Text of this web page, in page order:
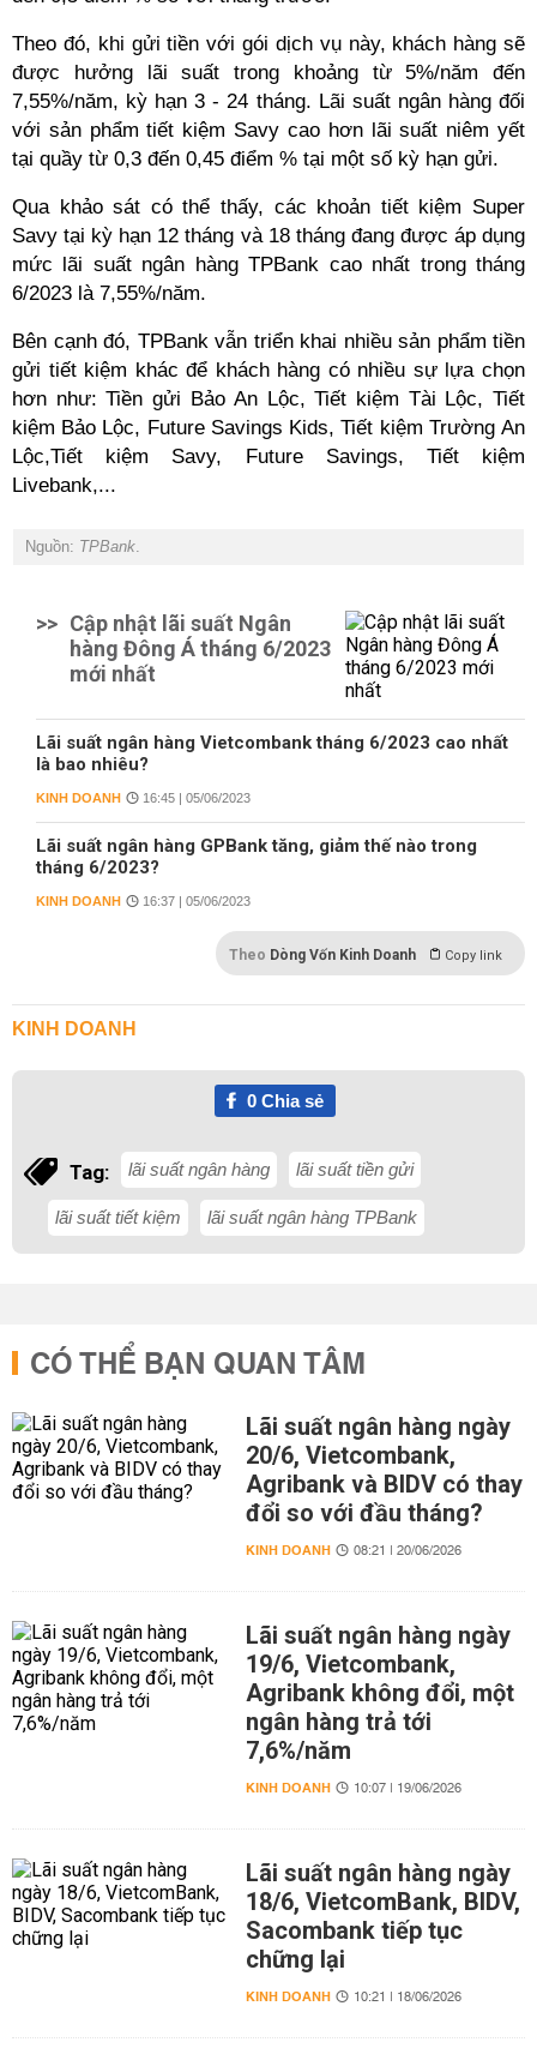
Theo đó, khi gửi tiền với gói dịch vụ này, khách hàng sẽ
được hưởng lãi suất trong khoảng từ 5%/năm đến
7,55%/năm, kỳ hạn 3 - 24 tháng. Lãi suất ngân hàng đối
với sản phẩm tiết kiệm Savy cao hơn lãi suất niêm yết
tại quầy từ 0,3 đến 0,45 điểm % tại một số kỳ hạn gửi.
Qua khảo sát có thể thấy, các khoản tiết kiệm Super
Savy tại kỳ hạn 12 tháng và 18 tháng đang được áp dụng
mức lãi suất ngân hàng TPBank cao nhất trong tháng
6/2023 là 7,55%/năm.
Bên cạnh đó, TPBank vẫn triển khai nhiều sản phẩm tiền
gửi tiết kiệm khác để khách hàng có nhiều sự lựa chọn
hơn như: Tiền gửi Bảo An Lộc, Tiết kiệm Tài Lộc, Tiết
kiệm Bảo Lộc, Future Savings Kids, Tiết kiệm Trường An
Lộc,Tiết kiệm Savy, Future Savings, Tiết kiệm
Livebank,...
Nguồn: TPBank.
>> Cập nhật lãi suất Ngân
hàng Đông Á tháng 6/2023
mới nhất
Lãi suất ngân hàng Vietcombank tháng 6/2023 cao nhất
là bao nhiêu?
KINH DOANH 16:45 | 05/06/2023
Lãi suất ngân hàng GPBank tăng, giảm thế nào trong
tháng 6/2023?
KINH DOANH 16:37 | 05/06/2023
Theo Dòng Vốn Kinh Doanh Copy link
KINH DOANH
0Chia sẻ
Tag: lãi suất ngân hàng lãi suất tiền gửi
lãi suất tiết kiệm lãi suất ngân hàng TPBank
CÓ THỂ BẠN QUAN TÂM
Lãi suất ngân hàng ngày
20/6, Vietcombank,
Agribank và BIDV có thay
đổi so với đầu tháng?
KINH DOANH 08:21 | 20/06/2026
Lãi suất ngân hàng ngày
19/6, Vietcombank,
Agribank không đổi, một
ngân hàng trả tới
7,6%/năm
KINH DOANH 10:07 | 19/06/2026
Lãi suất ngân hàng ngày
18/6, VietcomBank, BIDV,
Sacombank tiếp tục
chững lại
KINH DOANH 10:21 | 18/06/2026